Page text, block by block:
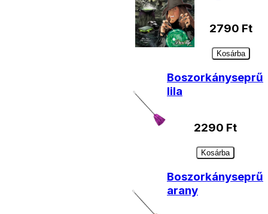
2790 Ft
Kosárba
Boszorkányseprű
lila
2290 Ft
Kosárba
Boszorkányseprű
arany